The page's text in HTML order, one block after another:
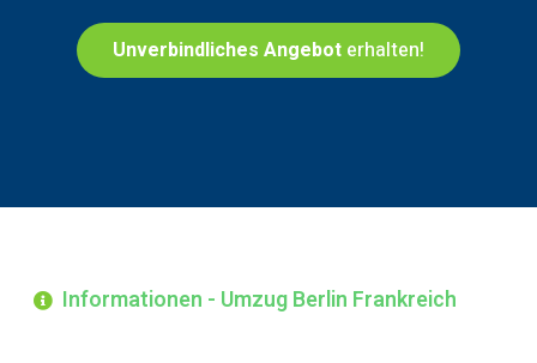
Unverbindliches Angebot erhalten!
Informationen - Umzug Berlin Frankreich